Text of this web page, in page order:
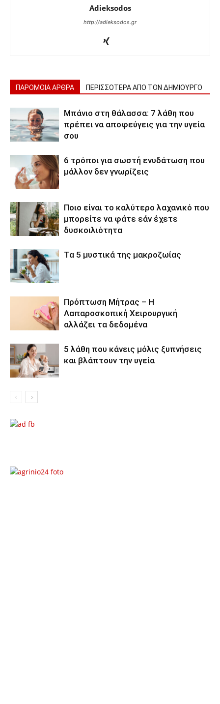
Adieksodos
http://adieksodos.gr
ΠΑΡΟΜΟΙΑ ΑΡΘΡΑ ΠΕΡΙΣΣΟΤΕΡΑ ΑΠΟ ΤΟΝ ΔΗΜΙΟΥΡΓΟ
Μπάνιο στη θάλασσα: 7 λάθη που
πρέπει να αποφεύγεις για την υγεία
σου
6 τρόποι για σωστή ενυδάτωση που
μάλλον δεν γνωρίζεις
Ποιο είναι το καλύτερο λαχανικό που
μπορείτε να φάτε εάν έχετε
δυσκοιλιότητα
Τα 5 μυστικά της μακροζωίας
Πρόπτωση Μήτρας – Η
Λαπαροσκοπική Χειρουργική
αλλάζει τα δεδομένα
5 λάθη που κάνεις μόλις ξυπνήσεις
και βλάπτουν την υγεία